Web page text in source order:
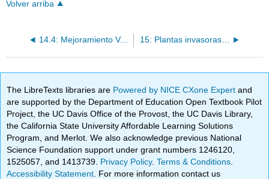
Volver arriba
14.4: Mejoramiento Vegetal 15: Plantas invasoras y OGM
The LibreTexts libraries are Powered by NICE CXone Expertand
are supported by the Department of Education Open Textbook Pilot
Project, the UC Davis Office of the Provost, the UC Davis Library,
the California State University Affordable Learning Solutions
Program, and Merlot. We also acknowledge previous National
Science Foundation support under grant numbers 1246120,
1525057, and 1413739. Privacy Policy.Terms & Conditions
Accessibility Statement . For more information contact us